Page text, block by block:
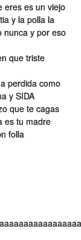
eres es un viejo
y la polla la
nunca y por eso
que triste
perdida como
y SIDA
que te cagas
es tu madre
folla